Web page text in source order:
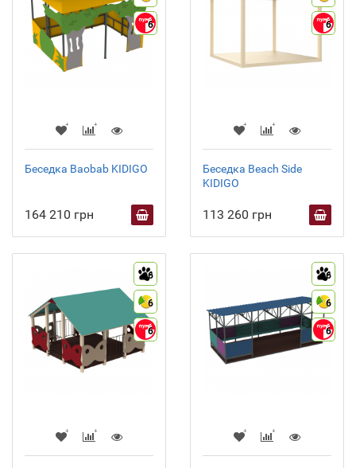
6
Беседка Baobab KIDIGO
164 210 грн
6
Беседка Beach Side
KIDIGO
113 260 грн
6
6
6
6
6
6